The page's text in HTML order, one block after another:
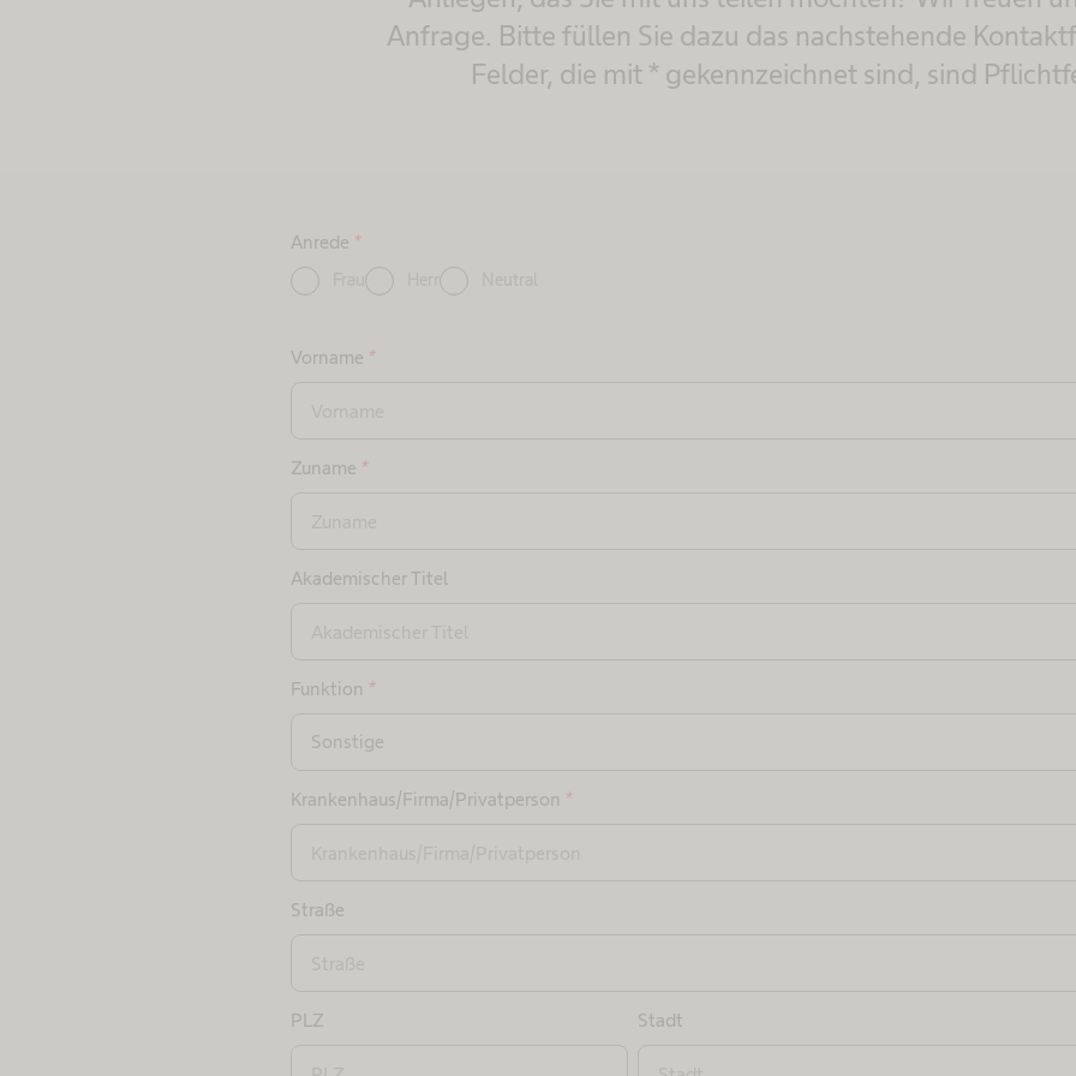
Anfrage. Bitte füllen Sie dazu das nachstehende
Felder, die mit * gekennzeichnet sind, sind
Anrede *
Vorname *
Zuname *
Akademischer Titel
Funktion *
Sonstige
Krankenhaus/Firma/Privatperson *
Straße
PLZ Stadt